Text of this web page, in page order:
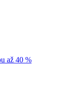
až 40 %